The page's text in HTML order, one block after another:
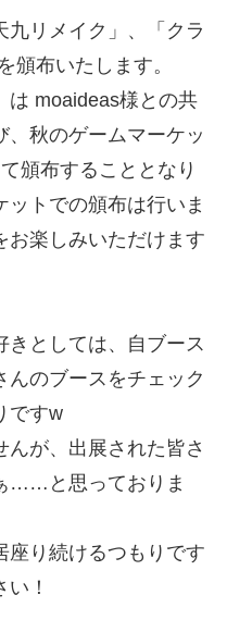
リメイク」、「クラ
頒布いたします。
は moaideas様との共
、秋のゲームマーケッ
頒布することとなり
ットでの頒布は行いま
お楽しみいただけます
きとしては、自ブース
のブースをチェック
ですw
が、出展された皆さ
……と思っておりま
座り続けるつもりです
！